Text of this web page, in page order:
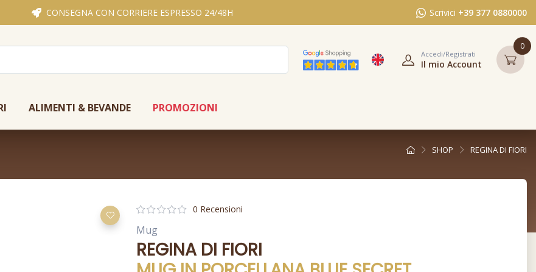
CONSEGNA CON CORRIERE ESPRESSO 24/48H Scrivici +39 377 0880000
Accedi/Registrati
Il mio Account
0
ALIMENTI & BEVANDE PROMOZIONI
SHOP REGINA DI FIORI
0 Recensioni
Mug
REGINA DI FIORI